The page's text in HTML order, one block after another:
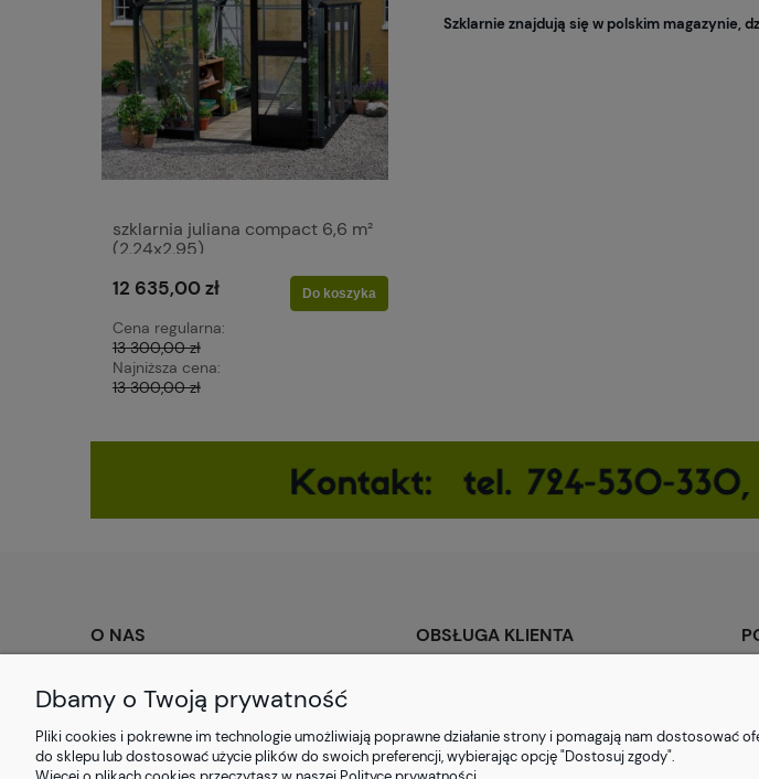
szklarnia juliana compact 6,6 m²
(2,24x2,95)
12 635,00 zł
Cena regularna:
13 300,00 zł
Najniższa cena:
13 300,00 zł
Do koszyka
Szklarnie znajdują się w polskim magazynie,
O NAS
O firmie
Blog
OBSŁUGA KLIENTA
Czas i koszty dostawy
Dbamy o Twoją prywatność
Pliki cookies i pokrewne im technologie umożliwiają poprawne działanie strony i pomagają nam
do sklepu lub dostosować użycie plików do swoich preferencji, wybierając opcję "Dostosuj zgody".